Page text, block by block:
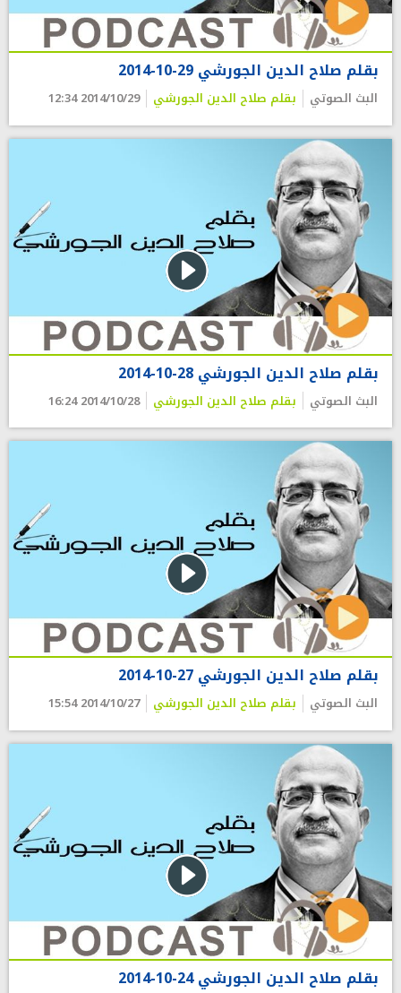
بقلم صلاح الدين الجورشي 29-10-2014
البث الصوتي بقلم صلاح الدين الجورشي 2014/10/29 12:34
بقلم صلاح الدين الجورشي 28-10-2014
البث الصوتي بقلم صلاح الدين الجورشي 2014/10/28 16:24
بقلم صلاح الدين الجورشي 27-10-2014
البث الصوتي بقلم صلاح الدين الجورشي 2014/10/27 15:54
بقلم صلاح الدين الجورشي 24-10-2014